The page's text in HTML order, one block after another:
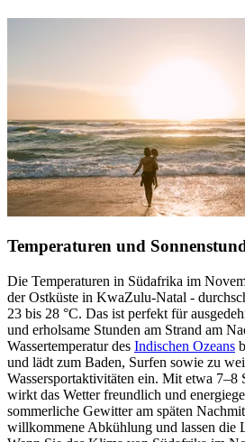
Temperaturen und
Die Temperaturen in Südafrika im
der Ostküste in KwaZulu-Natal -
23 bis 28 °C. Das ist perfekt für
und erholsame Stunden am Strand am
Wassertemperatur des Indischen Ozeans
und lädt zum Baden, Surfen sowie zu
Wassersportaktivitäten ein. Mit etwa 7–8
wirkt das Wetter freundlich und
sommerliche Gewitter am späten
willkommene Abkühlung und lassen die